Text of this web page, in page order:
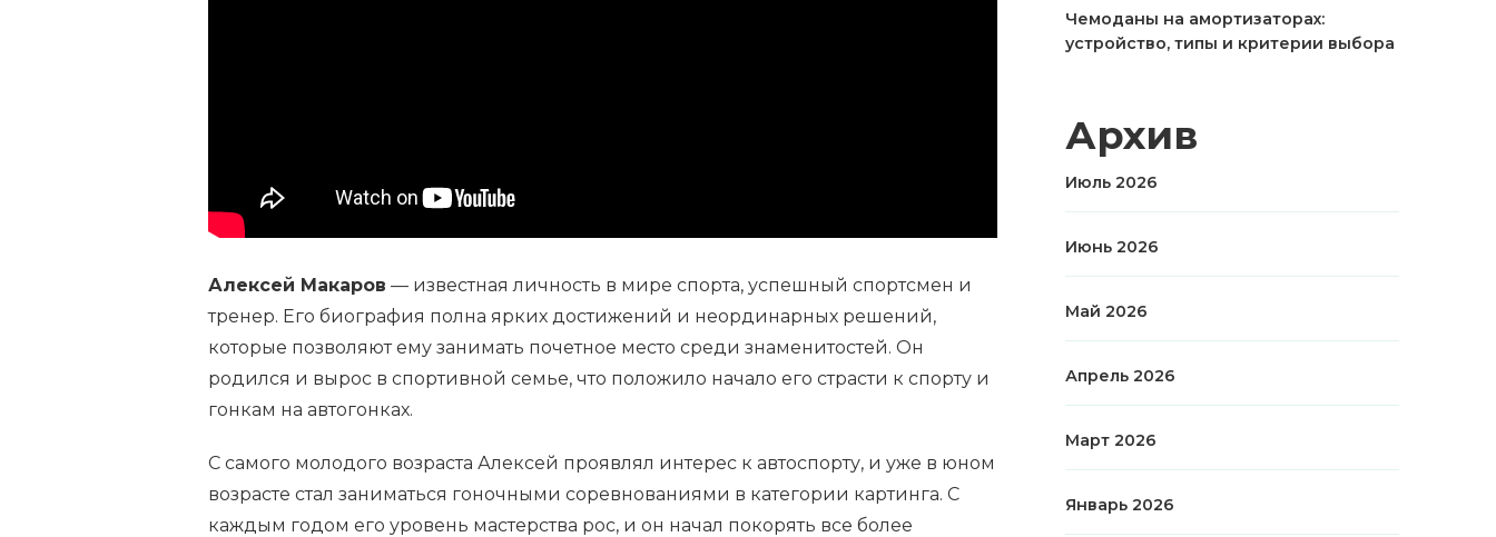
ЗНАМЕНИТОСТЯХ.
Алексей Макаров — известная личность в мире спорта, успешный спортсмен и
тренер. Его биография полна ярких достижений и неординарных решений,
которые позволяют ему занимать почетное место среди знаменитостей. Он
родился и вырос в спортивной семье, что положило начало его страсти к спорту и
гонкам на автогонках.
С самого молодого возраста Алексей проявлял интерес к автоспорту, и уже в юном
возрасте стал заниматься гоночными соревнованиями в категории картинга. С
каждым годом его уровень мастерства рос, и он начал покорять все более
Чемоданы на амортизаторах:
устройство, типы и критерии выбора
Архив
Июль 2026
Июнь 2026
Май 2026
Апрель 2026
Март 2026
Январь 2026